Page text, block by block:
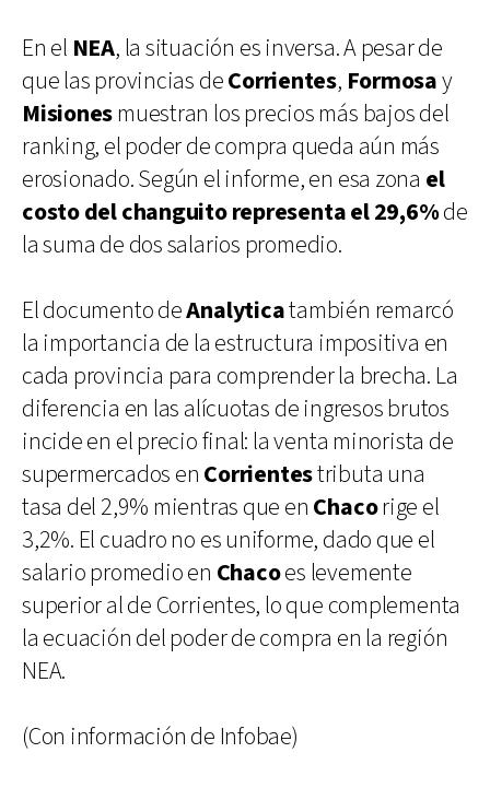
En el NEA, la situación es inversa. A pesar de
que las provincias deCorrientes, Formosay
Misionesmuestran los precios más bajos del
ranking, el poder de compra queda aún más
erosionado. Según el informe, en esa zona el
costo del changuito representa el 29,6%de
la suma de dos salarios promedio.
El documento deAnalyticatambién remarcó
la importancia de la estructura impositiva en
cada provincia para comprender la brecha. La
diferencia en las alícuotas de ingresos brutos
incide en el precio final: la venta minorista de
supermercados en Corrientestributa una
tasa del 2,9% mientras que en Chacorige el
3,2%. El cuadro no es uniforme, dado que el
salario promedio en Chacoes levemente
superior al de Corrientes, lo que complementa
la ecuación del poder de compra en la región
NEA.
(Con información de Infobae)